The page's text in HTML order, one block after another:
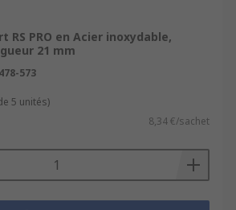
RS PRO en Acier inoxydable,
21 mm
478-573
5 unités)
8,34 €/sachet